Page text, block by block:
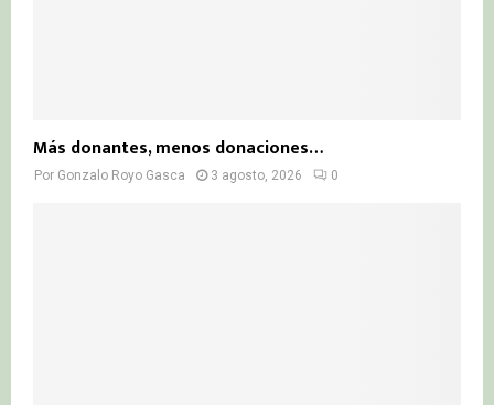
Más donantes, menos donaciones…
Por Gonzalo Royo Gasca 3 agosto, 2026 0